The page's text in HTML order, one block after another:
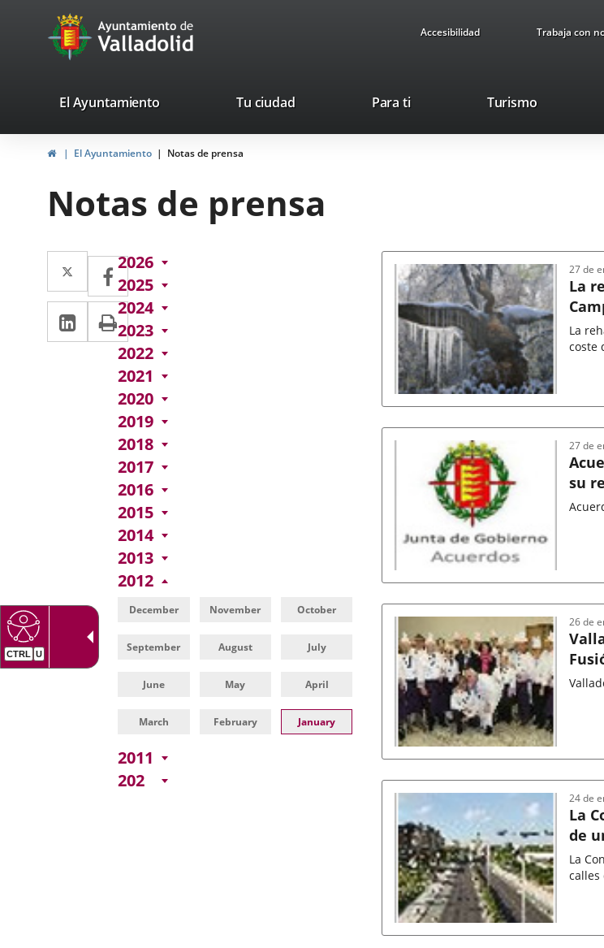
Portal
Web
Ayuntamiento
de
Accesibilidad Trabaja con
valladolid.es
El Ayuntamiento Tu ciudad Para ti TurismoThis
will
HomeEl Ayuntamiento Notas de prensa
Notas de prensa
Twitter
Enlace
a
una
aplicación
externa.
Facebook
Enlace
a
una
aplicación
externa.
Linkedin
Enlace
a
aplicación
externa.
Print
2026
2025
2024
2023
2022
2021
2020
2019
2018
2017
2016
2015
2014
2013
2012
December November October
September August July
June May April
March February January
2011
202
La
La
coste
la
noticia
27 de
su
la
noticia
27 de
la
noticia
26 de
La
de
La
calles
24 de